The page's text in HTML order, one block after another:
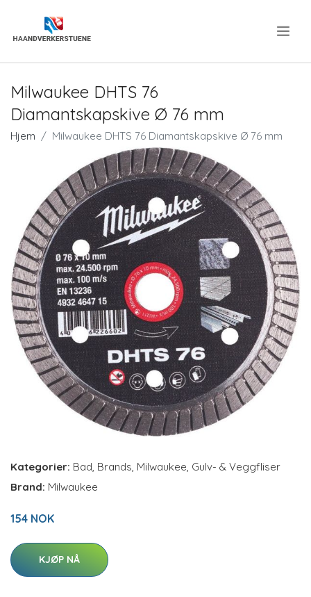
Milwaukee DHTS 76
Diamantskapskive Ø 76 mm
Hjem Milwaukee DHTS 76 Diamantskapskive Ø 76 mm
Kategorier: Bad, Brands, Milwaukee, Gulv- & Veggfliser
Brand: Milwaukee
154 NOK
KJØP NÅ